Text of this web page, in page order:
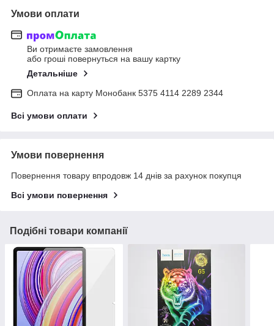
Умови оплати
Ви отримаєте замовлення
або гроші повернуться на вашу картку
Детальніше
Оплата на карту Монобанк 5375 4114 2289 2344
Всі умови оплати
Умови повернення
Повернення товару впродовж 14 днів за рахунок покупця
Всі умови повернення
Подібні товари компанії